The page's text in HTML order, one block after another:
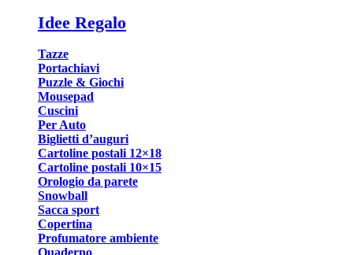
Idee Regalo
Tazze
Portachiavi
Puzzle & Giochi
Mousepad
Cuscini
Per Auto
Biglietti d’auguri
Cartoline postali 12×18
Cartoline postali 10×15
Orologio da parete
Snowball
Sacca sport
Copertina
Profumatore ambiente
Quaderno